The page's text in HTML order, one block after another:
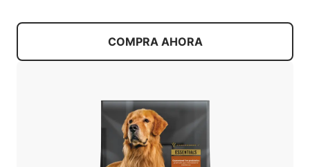
COMPRA AHORA